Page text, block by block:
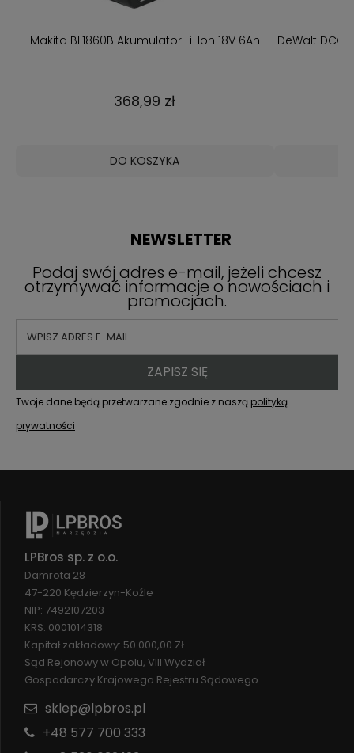
Makita BL1860B Akumulator Li-Ion 18V 6Ah
368,99 zł
DO KOSZYKA
DeWalt
NEWSLETTER
Podaj swój adres e-mail, jeżeli chcesz
otrzymywać informacje o nowościach i
promocjach.
ZAPISZ SIĘ
Twoje dane będą przetwarzane zgodnie z naszą polityką
prywatności
LPBros sp. z o.o.
Damrota 28
47-220 Kędzierzyn-Koźle
NIP: 7492107203
KRS: 0001014318
Kapitał zakładowy: 50 000,00 ZŁ
Sąd Rejonowy w Opolu, VIII Wydział
Gospodarczy Krajowego Rejestru Sądowego
sklep@lpbros.pl
+48 577 700 333